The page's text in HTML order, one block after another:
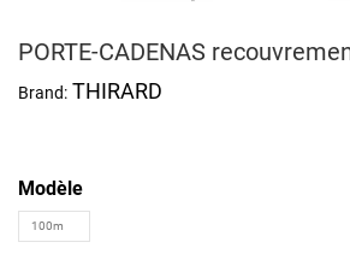
PORTE-CADENAS
Brand: THIRARD
Modèle